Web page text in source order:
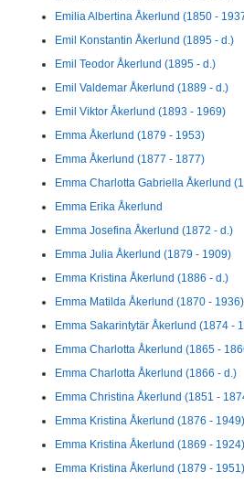
Emilia Albertina Åkerlund (1850 -
Emil Konstantin Åkerlund (1895 - d.)
Emil Teodor Åkerlund (1895 - d.)
Emil Valdemar Åkerlund (1889 - d.)
Emil Viktor Åkerlund (1893 - 1969)
Emma Åkerlund (1879 - 1953)
Emma Åkerlund (1877 - 1877)
Emma Charlotta Gabriella Åkerlund
Emma Erika Åkerlund
Emma Josefina Åkerlund (1872 - d.)
Emma Julia Åkerlund (1879 - 1909)
Emma Kristina Åkerlund (1886 - d.)
Emma Matilda Åkerlund (1870 - 1936)
Emma Sakarintytär Åkerlund (1874 -
Emma Charlotta Åkerlund (1865 -
Emma Charlotta Åkerlund (1866 - d.)
Emma Christina Åkerlund (1851 -
Emma Kristina Åkerlund (1876 - 1949)
Emma Kristina Åkerlund (1869 - 1924)
Emma Kristina Åkerlund (1879 - 1951)